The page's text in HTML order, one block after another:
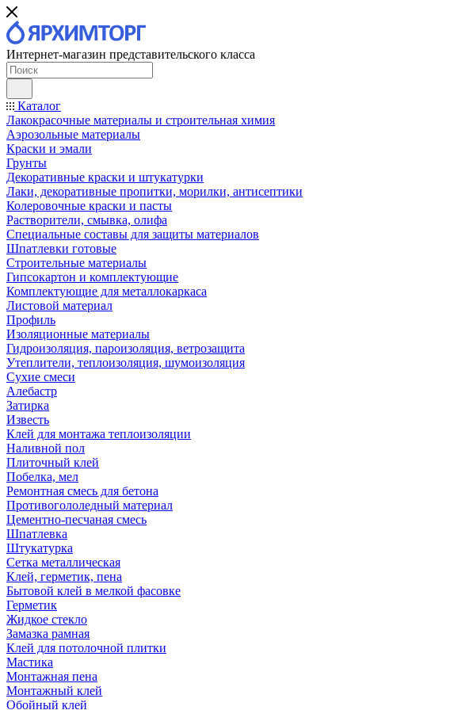
Интернет-магазин представительского класса
Каталог
Лакокрасочные материалы и строительная химия
Аэрозольные материалы
Краски и эмали
Грунты
Декоративные краски и штукатурки
Лаки, декоративные пропитки, морилки, антисептики
Колеровочные краски и пасты
Растворители, смывка, олифа
Специальные составы для защиты материалов
Шпатлевки готовые
Строительные материалы
Гипсокартон и комплектующие
Комплектующие для металлокаркаса
Листовой материал
Профиль
Изоляционные материалы
Гидроизоляция, пароизоляция, ветрозащита
Утеплители, теплоизоляция, шумоизоляция
Сухие смеси
Алебастр
Затирка
Известь
Клей для монтажа теплоизоляции
Наливной пол
Плиточный клей
Побелка, мел
Ремонтная смесь для бетона
Противогололедный материал
Цементно-песчаная смесь
Шпатлевка
Штукатурка
Сетка металлическая
Клей, герметик, пена
Бытовой клей в мелкой фасовке
Герметик
Жидкое стекло
Замазка рамная
Клей для потолочной плитки
Мастика
Монтажная пена
Монтажный клей
Обойный клей